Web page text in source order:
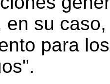
en su
para